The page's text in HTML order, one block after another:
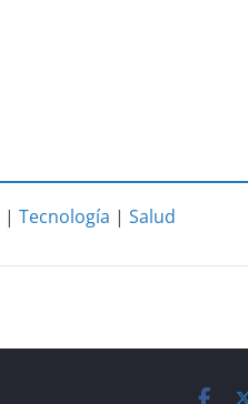
| Tecnología | Salud